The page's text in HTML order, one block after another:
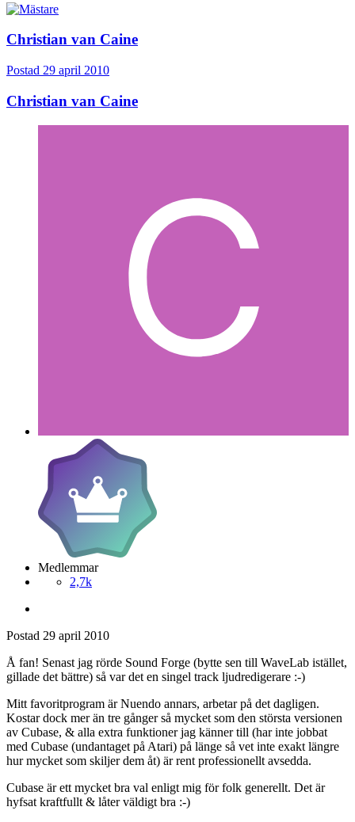
Christian van Caine
Postad 29 april 2010
Christian van Caine
Medlemmar
2,7k
Postad 29 april 2010
Å fan! Senast jag rörde Sound Forge (bytte sen till WaveLab istället,
gillade det bättre) så var det en singel track ljudredigerare :-)
Mitt favoritprogram är Nuendo annars, arbetar på det dagligen.
Kostar dock mer än tre gånger så mycket som den största versionen
av Cubase, & alla extra funktioner jag känner till (har inte jobbat
med Cubase (undantaget på Atari) på länge så vet inte exakt längre
hur mycket som skiljer dem åt) är rent professionellt avsedda.
Cubase är ett mycket bra val enligt mig för folk generellt. Det är
hyfsat kraftfullt & låter väldigt bra :-)